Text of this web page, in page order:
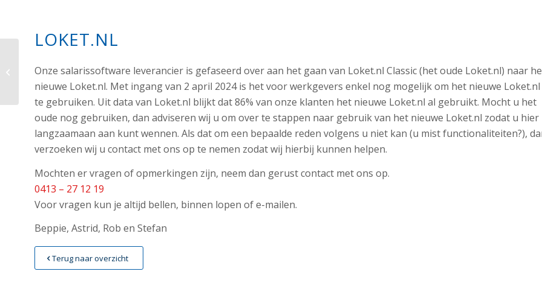
LOKET.NL
Onze salarissoftware leverancier is gefaseerd over aan het gaan van Loket.nl Classic (het oude Loket.nl) naar
nieuwe Loket.nl. Met ingang van 2 april 2024 is het voor werkgevers enkel nog mogelijk om het nieuwe Loket.nl
te gebruiken. Uit data van Loket.nl blijkt dat 86% van onze klanten het nieuwe Loket.nl al gebruikt. Mocht u het
oude nog gebruiken, dan adviseren wij u om over te stappen naar gebruik van het nieuwe Loket.nl zodat u hier
langzaamaan aan kunt wennen. Als dat om een bepaalde reden volgens u niet kan (u mist functionaliteiten?),
verzoeken wij u contact met ons op te nemen zodat wij hierbij kunnen helpen.
Mochten er vragen of opmerkingen zijn, neem dan gerust contact met ons op.
0413 – 27 12 19
Voor vragen kun je altijd bellen, binnen lopen of e-mailen.
Beppie, Astrid, Rob en Stefan
Terug naar overzicht
Loondoorbetaling bij ziekte AOW’ers
en Reiskostenvergoeding...